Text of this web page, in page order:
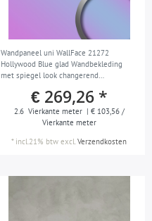
Wandpaneel uni WallFace 21272
Hollywood Blue glad Wandbekleding
met spiegel look changerend
€ 269,26 *
2.6 Vierkante meter | € 103,56 /
Vierkante meter
* incl.21% btw excl.Verzendkosten